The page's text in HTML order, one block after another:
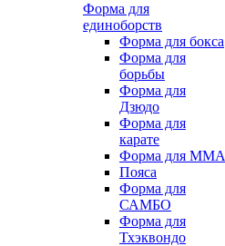
Форма для
единоборств
Форма для бокса
Форма для
борьбы
Форма для
Дзюдо
Форма для
карате
Форма для MMA
Пояса
Форма для
САМБО
Форма для
Тхэквондо